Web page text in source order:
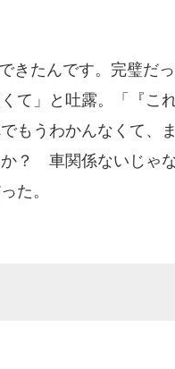
きたんです。完璧だ
て」と吐露。「『こ
もうわかんなくて、
？ 車関係ないじゃ
た。